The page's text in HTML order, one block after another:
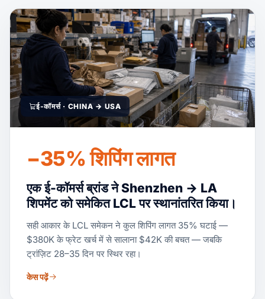
ई-कॉमर्स · CHINA → USA
−35% शिपिंग लागत
एक ई-कॉमर्स ब्रांड ने Shenzhen → LA
शिपमेंट को समेकित LCL पर स्थानांतरित किया।
सही आकार के LCL समेकन ने कुल शिपिंग लागत 35% घटाई —
$380K के फ्रेट खर्च में से सालाना $42K की बचत — जबकि
ट्रांज़िट 28–35 दिन पर स्थिर रहा।
केस पढ़ें